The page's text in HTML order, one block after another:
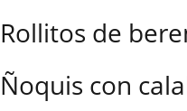
Rollitos de
Ñoquis con